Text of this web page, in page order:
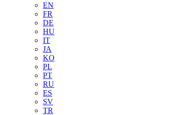
EN
FR
DE
HU
IT
JA
KO
PL
PT
RU
ES
SV
TR